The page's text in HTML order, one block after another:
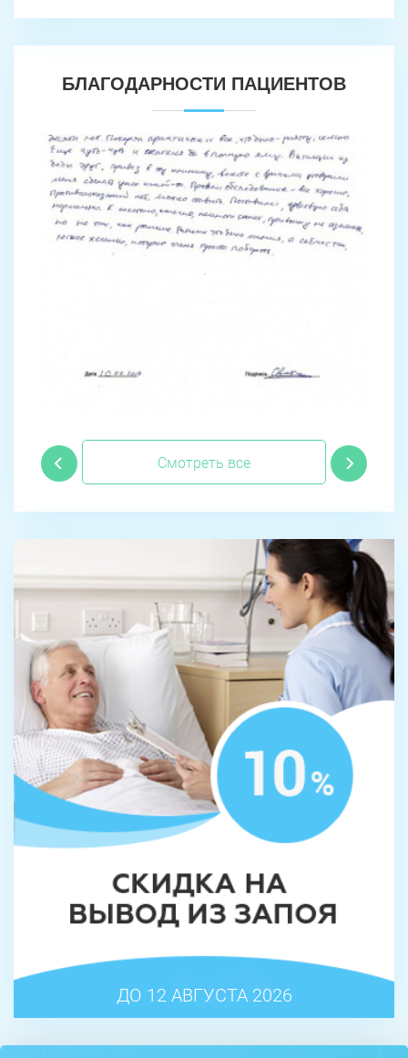
БЛАГОДАРНОСТИ ПАЦИЕНТОВ
Смотреть все
ДО 12 АВГУСТА 2026